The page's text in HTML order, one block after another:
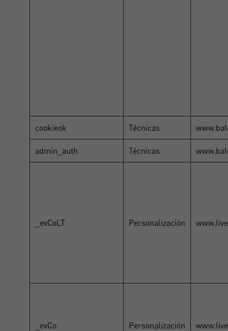
cookieok Técnicas
admin_auth Técnicas
_evCoLT Personalización
_evCo Personalización